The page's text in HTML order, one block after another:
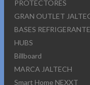
PROTECTORES
GRAN OUTLET
BASES
HUBS
Billboard
MARCA JALTECH
Smart Home NEXXT